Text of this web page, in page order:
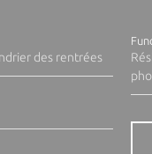
des rentrées